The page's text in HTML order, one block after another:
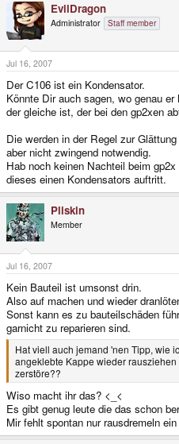
EvilDragon
Administrator Staff member
Jul 16, 2007
Der C106 ist ein Kondensator.
Könnte Dir auch sagen, wo genau
der gleiche ist, der bei den gp2xen
Die werden in der Regel zur
aber nicht zwingend notwendig.
Hab noch keinen Nachteil beim
dieses einen Kondensators auftritt.
Pliskin
Member
Jul 16, 2007
Kein Bauteil ist umsonst drin.
Also auf machen und wieder
Sonst kann es zu bauteilschäden
garnicht zu reparieren sind.
Hat viell auch jemand 'nen Tipp, wie
angeklebte Kappe wieder
zerstöre??
Wiso macht ihr das? <_<
Es gibt genug leute die das schon
Mir fehlt spontan nur rausdremeln